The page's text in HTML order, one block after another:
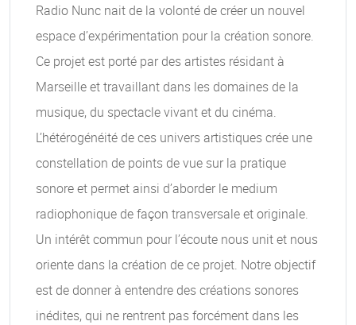
Radio Nunc nait de la volonté de créer un nouvel
espace d’expérimentation pour la création sonore.
Ce projet est porté par des artistes résidant à
Marseille et travaillant dans les domaines de la
musique, du spectacle vivant et du cinéma.
L’hétérogénéité de ces univers artistiques crée une
constellation de points de vue sur la pratique
sonore et permet ainsi d’aborder le medium
radiophonique de façon transversale et originale.
Un intérêt commun pour l’écoute nous unit et nous
oriente dans la création de ce projet. Notre objectif
est de donner à entendre des créations sonores
inédites, qui ne rentrent pas forcément dans les